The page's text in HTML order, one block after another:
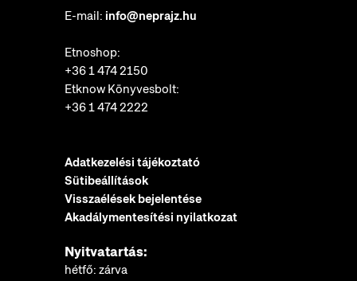
E-mail: info@neprajz.hu
Etnoshop:
+36 1 474 2150
Etknow Könyvesbolt:
+36 1 474 2222
Adatkezelési tájékoztató
Sütibeállítások
Visszaélések bejelentése
Akadálymentesítési nyilatkozat
Nyitvatartás:
hétfő: zárva